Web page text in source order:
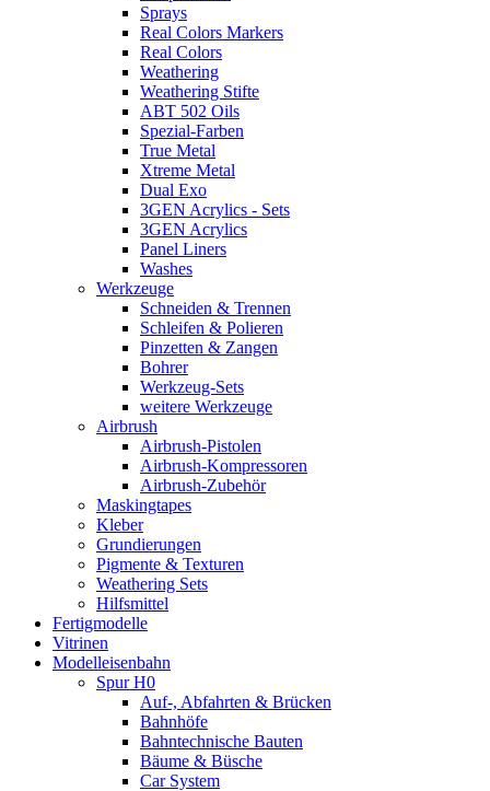
Sprays
Real Colors Markers
Real Colors
Weathering
Weathering Stifte
ABT 502 Oils
Spezial-Farben
True Metal
Xtreme Metal
Dual Exo
3GEN Acrylics - Sets
3GEN Acrylics
Panel Liners
Washes
Werkzeuge
Schneiden & Trennen
Schleifen & Polieren
Pinzetten & Zangen
Bohrer
Werkzeug-Sets
weitere Werkzeuge
Airbrush
Airbrush-Pistolen
Airbrush-Kompressoren
Airbrush-Zubehör
Maskingtapes
Kleber
Grundierungen
Pigmente & Texturen
Weathering Sets
Hilfsmittel
Fertigmodelle
Vitrinen
Modelleisenbahn
Spur H0
Auf-, Abfahrten & Brücken
Bahnhöfe
Bahntechnische Bauten
Bäume & Büsche
Car System